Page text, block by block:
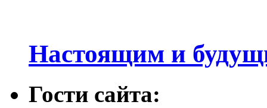
Настоящим и
Гости сайта: